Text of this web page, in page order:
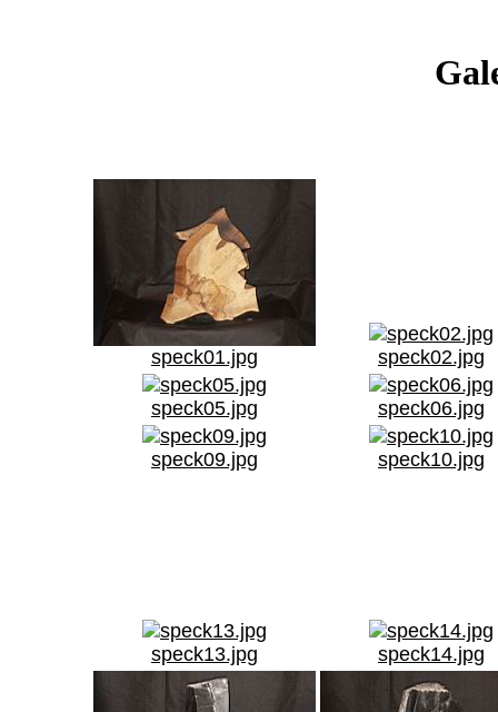
speck01.jpg speck02.jpg
speck05.jpg speck06.jpg
speck09.jpg speck10.jpg
speck13.jpg speck14.jpg